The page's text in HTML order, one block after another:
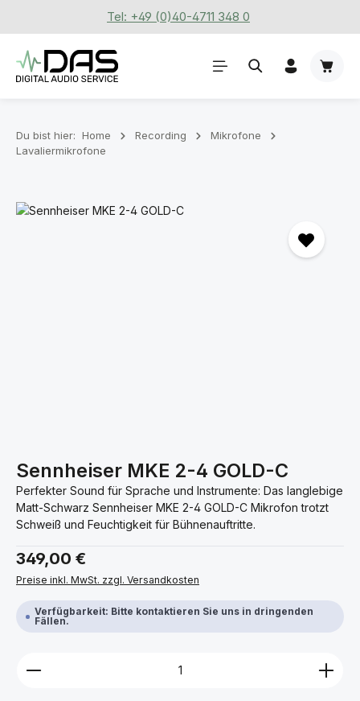
Zum Hauptinhalt springenTel: +49 (0)40-4711 348 0
Du bist hier: Home Recording
Mikrofone
Lavaliermikrofone
Bildergalerie überspringen
Sennheiser MKE 2-4 GOLD-C
Perfekter Sound für Sprache und Instrumente: Das langlebige
Matt-Schwarz Sennheiser MKE 2-4 GOLD-C Mikrofon trotzt
Schweiß und Feuchtigkeit für Bühnenauftritte.
Regulärer Preis:
349,00 €
Preise inkl. MwSt. zzgl. Versandkosten
Verfügbarkeit: Bitte kontaktieren Sie uns in dringenden
Fällen.
Produkt Anzahl: Gib den gewünschten Wert ein